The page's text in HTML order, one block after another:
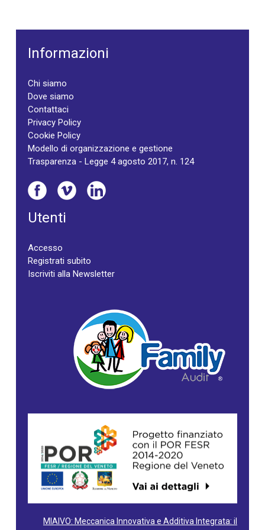
Informazioni
Chi siamo
Dove siamo
Contattaci
Privacy Policy
Cookie Policy
Modello di organizzazione e gestione
Trasparenza - Legge 4 agosto 2017, n. 124
Utenti
Accesso
Registrati subito
Iscriviti alla Newsletter
MIAIVO: Meccanica Innovativa e Additiva Integrata: il